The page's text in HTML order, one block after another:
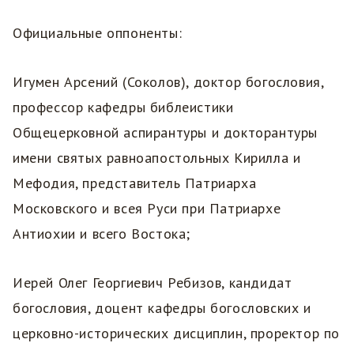
Официальные оппоненты:
Игумен Арсений (Соколов), доктор богословия,
профессор кафедры библеистики
Общецерковной аспирантуры и докторантуры
имени святых равноапостольных Кирилла и
Мефодия, представитель Патриарха
Московского и всея Руси при Патриархе
Антиохии и всего Востока;
Иерей Олег Георгиевич Ребизов, кандидат
богословия, доцент кафедры богословских и
церковно-исторических дисциплин, проректор по